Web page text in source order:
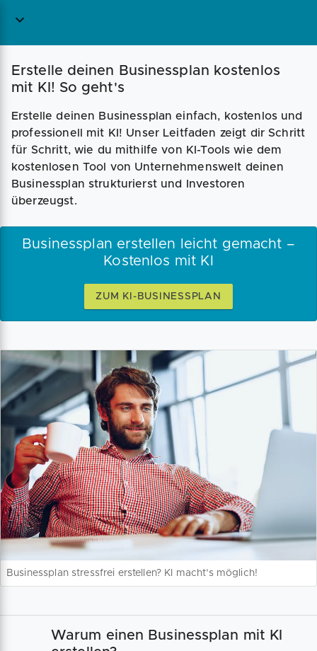
Magazin Businessplan Fördermittel
Erstelle deinen Businessplan kostenlos
mit KI! So geht's
Erstelle deinen Businessplan einfach, kostenlos und
professionell mit KI! Unser Leitfaden zeigt dir Schritt
für Schritt, wie du mithilfe von KI-Tools wie dem
kostenlosen Tool von Unternehmenswelt deinen
Businessplan strukturierst und Investoren
überzeugst.
Businessplan erstellen leicht gemacht –
Kostenlos mit KI
ZUM KI-BUSINESSPLAN
Businessplan stressfrei erstellen? KI macht’s möglich!
Warum einen Businessplan mit KI